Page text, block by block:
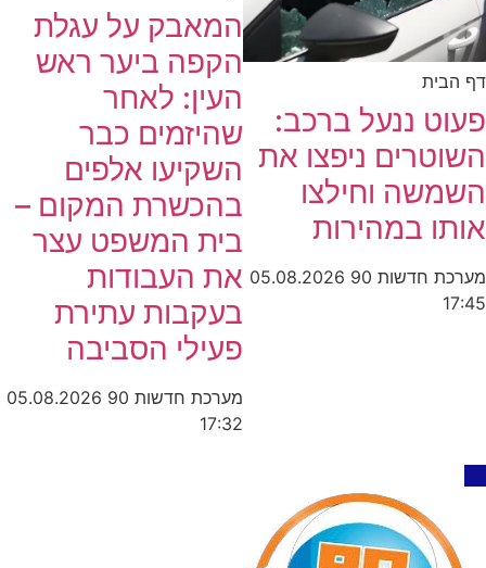
דף הבית
פעוט ננעל ברכב:
השוטרים ניפצו את
השמשה וחילצו
אותו במהירות
מערכת חדשות 90
05.08.2026
17:45
המאבק על עגלת
הקפה ביער ראש
העין: לאחר
שהיזמים כבר
השקיעו אלפים
בהכשרת המקום –
בית המשפט עצר
את העבודות
בעקבות עתירת
פעילי הסביבה
מערכת חדשות 90
05.08.2026
17:32